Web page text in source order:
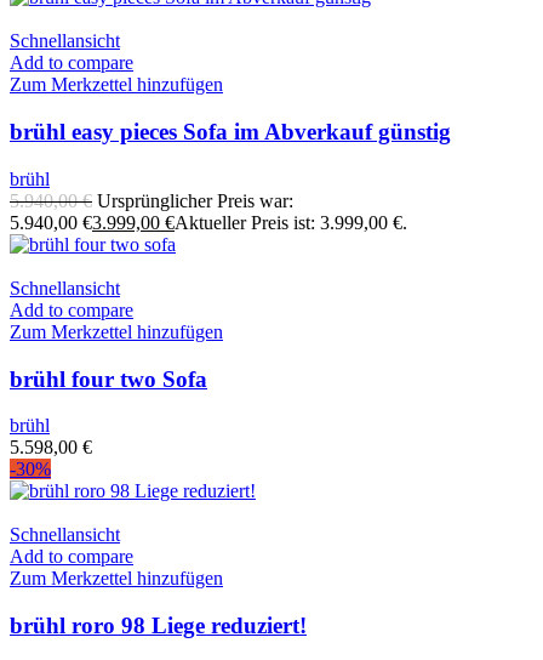
Schnellansicht
Add to compare
Zum Merkzettel hinzufügen
brühl easy pieces Sofa im Abverkauf günstig
brühl
5.940,00€ Ursprünglicher Preis war:
5.940,00 €3.999,00 €Aktueller Preis ist: 3.999,00 €.
Schnellansicht
Add to compare
Zum Merkzettel hinzufügen
brühl four two Sofa
brühl
5.598,00 €
-30%
Schnellansicht
Add to compare
Zum Merkzettel hinzufügen
brühl roro 98 Liege reduziert!